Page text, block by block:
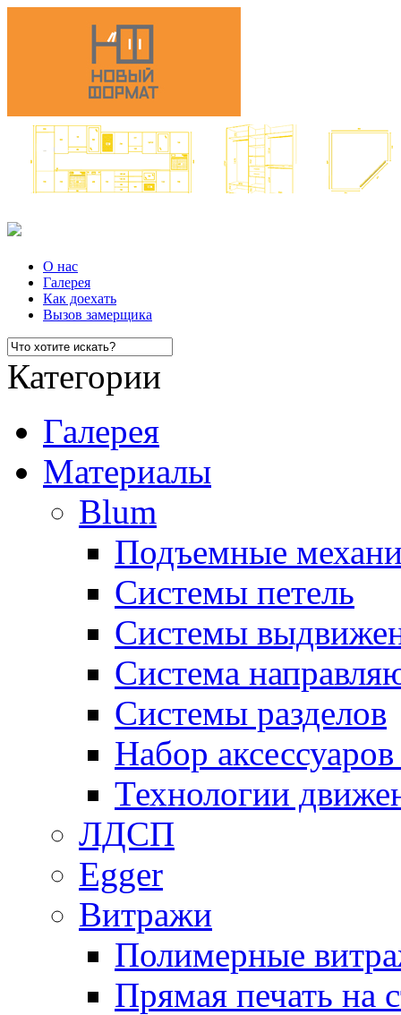
О нас
Галерея
Как доехать
Вызов замерщика
Категории
Галерея
Материалы
Blum
Подъемные
Системы петель
Системы
Система
Системы разделов
Набор
Технологии
ЛДСП
Egger
Витражи
Полимерные
Прямая печать на